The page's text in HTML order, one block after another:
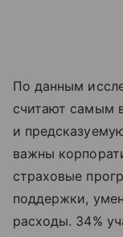
По данным
считают самым
и
важны
страховые
поддержки,
расходы. 34%